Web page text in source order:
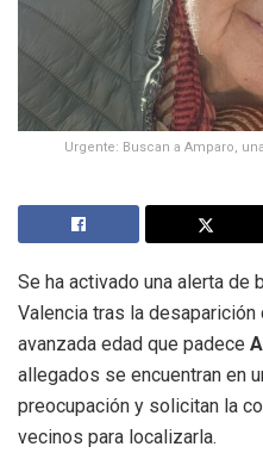
Urgente: Buscan a Amparo,
Se ha activado una alerta de
Valencia tras la desaparición
avanzada edad que padece
allegados se encuentran en
preocupación y solicitan la
vecinos para localizarla.